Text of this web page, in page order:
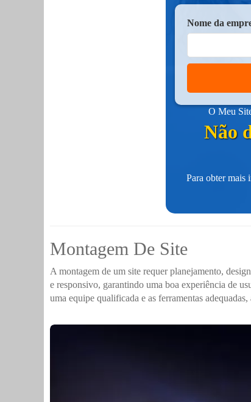
Nome da
O Meu
Não
Para obter mais
Montagem De Site
A montagem de um site requer planejamento,
e responsivo, garantindo uma boa experiência de
uma equipe qualificada e as ferramentas